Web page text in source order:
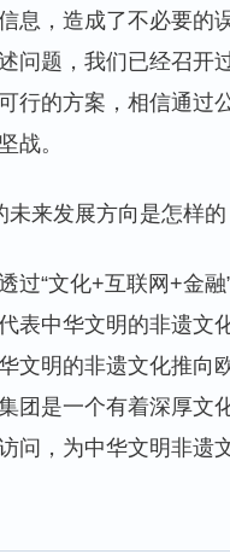
息，造成了不必要的
问题，我们已经召开
行的方案，相信通过
战。
未来发展方向是怎样
过“文化+互联网+金
表中华文明的非遗文
文明的非遗文化推向
团是一个有着深厚文
问，为中华文明非遗